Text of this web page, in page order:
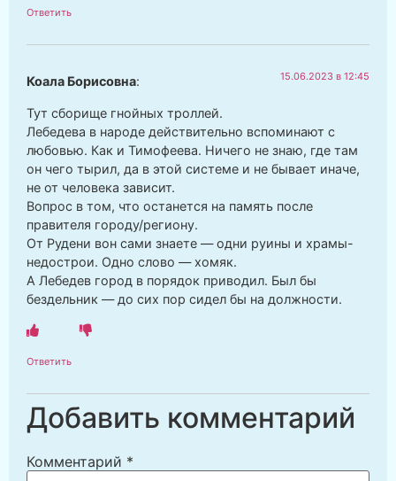
Ответить
Коала Борисовна: 15.06.2023 в 12:45
Тут сборище гнойных троллей.
Лебедева в народе действительно вспоминают с
любовью. Как и Тимофеева. Ничего не знаю, где там
он чего тырил, да в этой системе и не бывает иначе,
не от человека зависит.
Вопрос в том, что останется на память после
правителя городу/региону.
От Рудени вон сами знаете — одни руины и храмы-
недострои. Одно слово — хомяк.
А Лебедев город в порядок приводил. Был бы
бездельник — до сих пор сидел бы на должности.
Ответить
Добавить комментарий
Комментарий *